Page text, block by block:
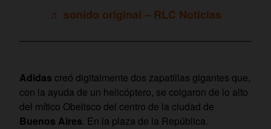
♬ sonido original – RLC Noticias
Adidas creó digitalmente dos zapatillas gigantes que,
con la ayuda de un helicóptero, se colgaron de lo alto
del mítico Obelisco del centro de la ciudad de
Buenos Aires. En la plaza de la República.